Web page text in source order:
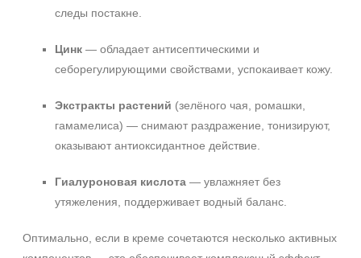
следы постакне.
Цинк — обладает антисептическими и
себорегулирующими свойствами, успокаивает кожу.
Экстракты растений (зелёного чая, ромашки,
гамамелиса) — снимают раздражение, тонизируют,
оказывают антиоксидантное действие.
Гиалуроновая кислота — увлажняет без
утяжеления, поддерживает водный баланс.
Оптимально, если в креме сочетаются несколько активных